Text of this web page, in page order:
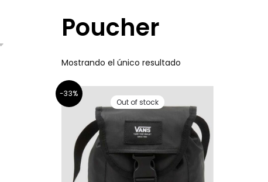
Poucher
Mostrando el único resultado
-33%
Out of stock